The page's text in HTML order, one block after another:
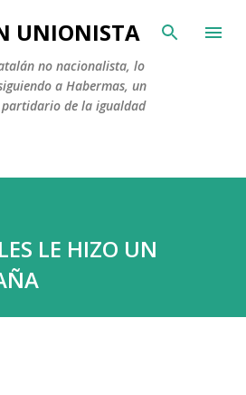
contenido principal
UNIONISTA
no nacionalista, lo
a Habermas, un
de la igualdad
LE HIZO UN